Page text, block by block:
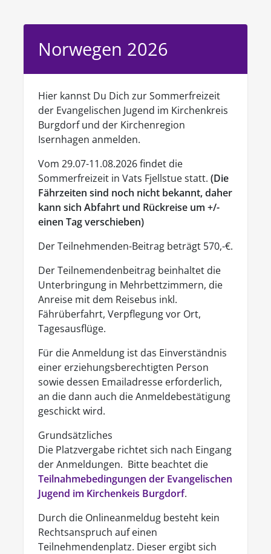
Norwegen 2026
Hier kannst Du Dich zur Sommerfreizeit
der Evangelischen Jugend im Kirchenkreis
Burgdorf und der Kirchenregion
Isernhagen anmelden.
Vom 29.07-11.08.2026 findet die
Sommerfreizeit in Vats Fjellstue statt. (Die
Fährzeiten sind noch nicht bekannt, daher
kann sich Abfahrt und Rückreise um +/-
einen Tag verschieben)
Der Teilnehmenden-Beitrag beträgt 570,-€.
Der Teilnemendenbeitrag beinhaltet die
Unterbringung in Mehrbettzimmern, die
Anreise mit dem Reisebus inkl.
Fährüberfahrt, Verpflegung vor Ort,
Tagesausflüge.
Für die Anmeldung ist das Einverständnis
einer erziehungsberechtigten Person
sowie dessen Emailadresse erforderlich,
an die dann auch die Anmeldebestätigung
geschickt wird.
Grundsätzliches
Die Platzvergabe richtet sich nach Eingang
der Anmeldungen. Bitte beachtet die
Teilnahmebedingungen der Evangelischen
Jugend im Kirchenkeis Burgdorf.
Durch die Onlineanmeldug besteht kein
Rechtsanspruch auf einen
Teilnehmendenplatz. Dieser ergibt sich